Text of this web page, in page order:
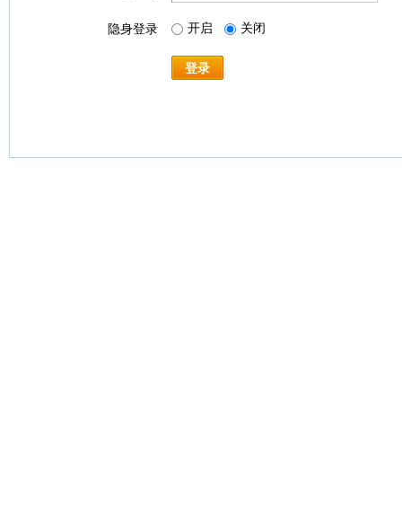
隐身登录 开启 关闭
登录